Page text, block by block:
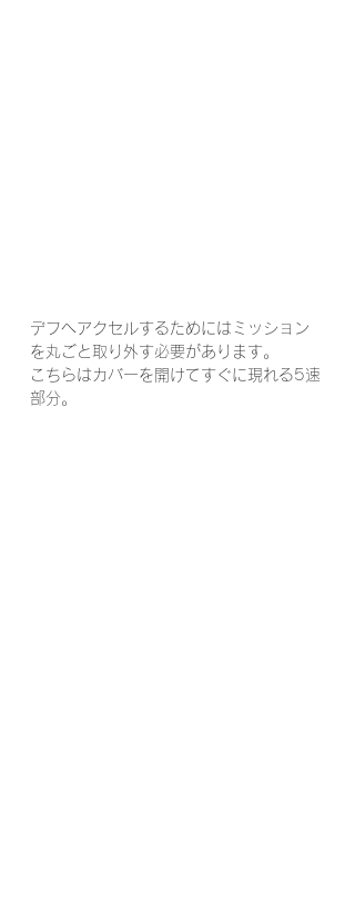
デフへアクセルするためにはミッション
を丸ごと取り外す必要があります。
こちらはカバーを開けてすぐに現れる5速
部分。